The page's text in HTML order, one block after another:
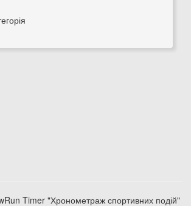
Timer "Хронометраж спортивних подій"